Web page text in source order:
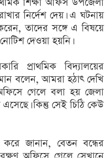
নির্দেশ দেয়। এ ঘটনায়
তাদের সঙ্গে এ বিষয়ে
দেওয়া হয়নি।
প্রাথমিক বিদ্যালয়ের
বলেন, আমরা হঠাৎ দেখি
গেলে বলা হয় জেলা
কিন্তু সেই চিঠি কেউ
জানান, বেতন বন্ধের